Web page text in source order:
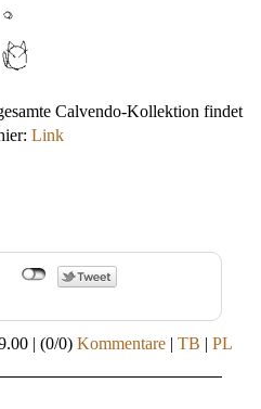
Calvendo-Kollektion findet
Link
| (0/0) Kommentare | TB | PL